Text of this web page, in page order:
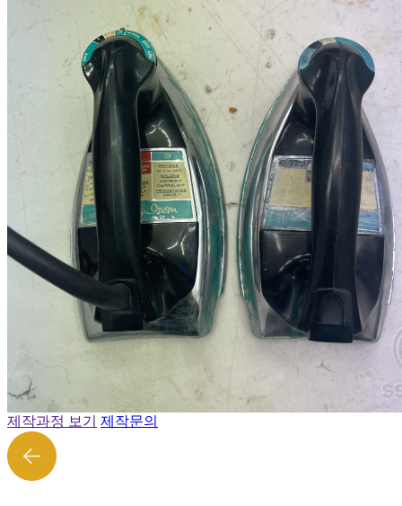
제작과정 보기 제작문의